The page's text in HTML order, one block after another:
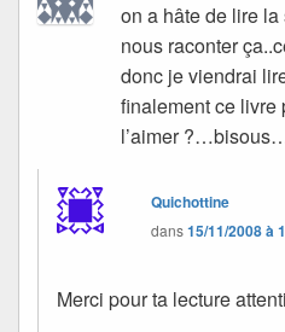
on a hâte de lire
nous raconter
donc je viendrai
finalement ce livre
l’aimer
Quichottine
dans15/11/2008 à
Merci pour ta lecture